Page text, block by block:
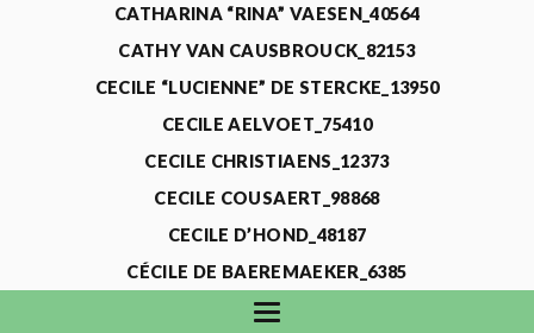
CATHARINA “RINA” VAESEN_40564
CATHY VAN CAUSBROUCK_82153
CECILE “LUCIENNE” DE STERCKE_13950
CECILE AELVOET_75410
CECILE CHRISTIAENS_12373
CECILE COUSAERT_98868
CECILE D’HOND_48187
CÉCILE DE BAEREMAEKER_6385
CECILE DE WAELE_4731